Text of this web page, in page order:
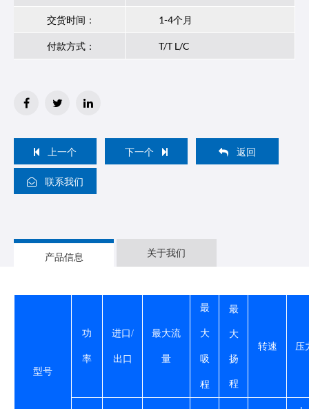
交货时间： 1-4个月
付款方式： T/T L/C
上一个 下一个 返回
联系我们
产品信息 关于我们
型号
功
率
进口/
出口
最大流
量
最
大
吸
程
最
大
扬
程
转速 压